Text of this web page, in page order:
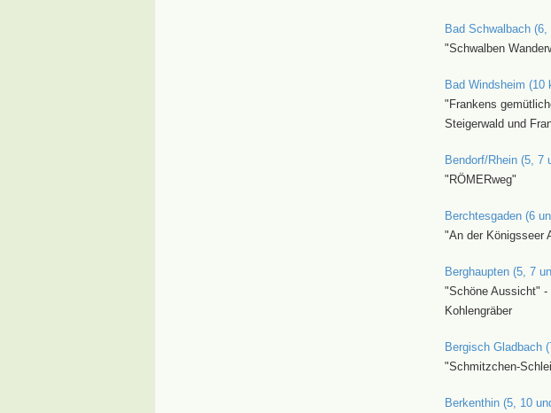
Bad Schwalbach
"Schwalben
Bad Windsheim (10
"Frankens
Steigerwald und
Bendorf/Rhein (5, 7
"RÖMERweg"
Berchtesgaden (6
"An der Königsseer
Berghaupten (5, 7
"Schöne Aussicht" -
Kohlengräber
Bergisch Gladbach
"Schmitzchen-
Berkenthin (5, 10